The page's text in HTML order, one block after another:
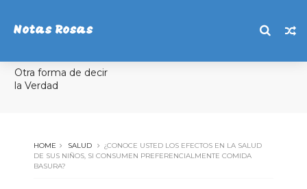
Notas Rosas
Otra forma de decir
la Verdad
HOME SALUD
¿CONOCE USTED LOS EFECTOS EN LA SALUD
DE SUS NIÑOS, SI CONSUMEN PREFERENCIALMENTE COMIDA
BASURA?